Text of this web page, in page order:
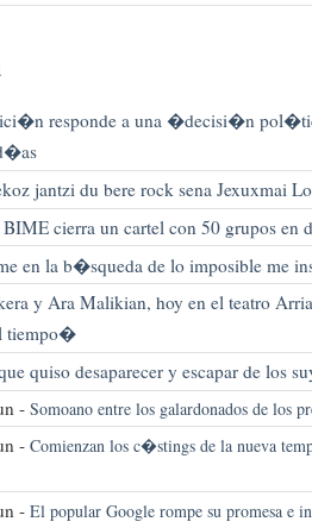
responde a una �decisi�n
jantzi du bere rock sena Jexuxmai
cierra un cartel con 50 grupos en
en la b�squeda de lo imposible me
y Ara Malikian, hoy en el teatro
tiempo�
quiso desaparecer y escapar de los
- Somoano entre los galardonados de los
- Comienzan los c�stings de la nueva
- El popular Google rompe su promesa e